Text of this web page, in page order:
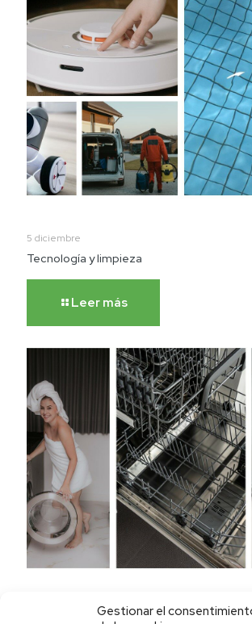
Gestionar el
5 diciembre
Tecnología y limpieza
Leer más
Cómo limpiar el acero inoxidable.